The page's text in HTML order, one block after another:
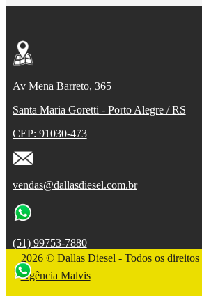
Av Mena Barreto, 365
Santa Maria Goretti - Porto Alegre / RS
CEP: 91030-473
vendas@dallasdiesel.com.br
(51) 99753-7880
2026 © Dallas Diesel - Todos os direitos
Agência Malvis